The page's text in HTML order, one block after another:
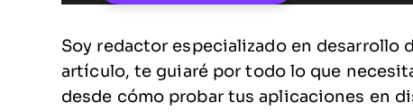
Soy redactor especializado en desarrollo
artículo, te guiaré por todo lo que
desde cómo probar tus aplicaciones en